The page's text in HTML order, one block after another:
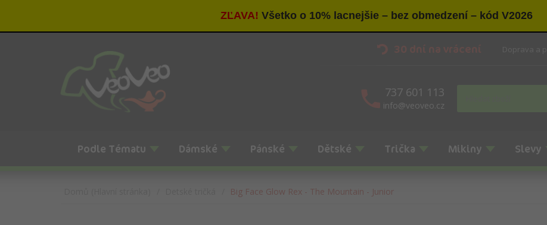
ZĽAVA! Všetko o 10% lacnejšie – bez obmedzení – kód V2026
30 dní na vrácení
737 601 113
info@veoveo.cz
Podle Tématu Dámské Pánské Dětské Trička Mikiny Slevy
Big Face Glow Rex - The Mountain - Junior